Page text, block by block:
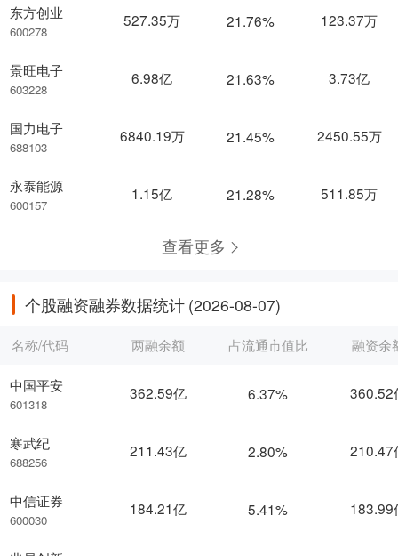
东方创业
600278
景旺电子
603228
国力电子
688103
永泰能源
600157
527.35万 21.76% 123.37万
6.98亿 21.63% 3.73亿
6840.19万 21.45% 2450.55万
1.15亿 21.28% 511.85万
查看更多
个股融资融券数据统计 (2026-08-07)
名称/代码
中国平安
601318
寒武纪
688256
中信证券
600030
两融余额 占流通市值比 融资余
362.59亿 6.37% 360.52
211.43亿 2.80% 210.47
184.21亿 5.41% 183.99